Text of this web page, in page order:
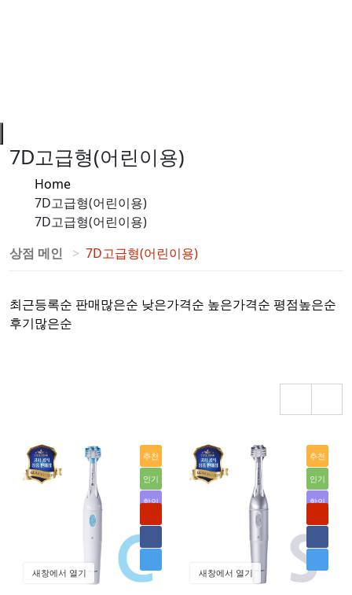
7D고급형(어린이용)
Home
7D고급형(어린이용)
7D고급형(어린이용)
상점 메인
7D고급형(어린이용)
최근등록순 판매많은순 낮은가격순 높은가격순 평점높은순
후기많은순
추천
인기
할인
새창에서 열기
추천
인기
할인
새창에서 열기